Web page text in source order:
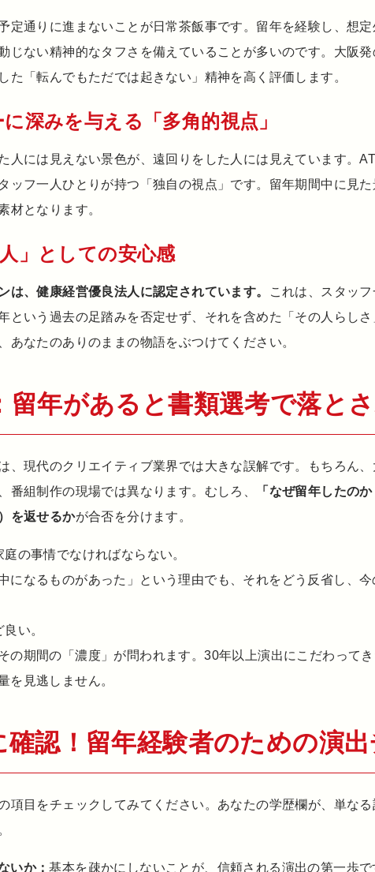
定通りに進まないことが日常茶飯事です。留年を経験し、想定
じない精神的なタフさを備えていることが多いのです。大阪
た「転んでもただでは起きない」精神を高く評価します。
深みを与える「多角的視点」
人には見えない景色が、遠回りをした人には見えています。
ッフ一人ひとりが持つ「独自の視点」です。留年期間中に見た
材となります。
」としての安心感
は、健康経営優良法人に認定されています。
これは、スタッ
という過去の足踏みを否定せず、それを含めた「その人らし
あなたのありのままの物語をぶつけてください。
留年があると書類選考で落と
、現代のクリエイティブ業界では大きな誤解です。もちろん
番組制作の現場では異なります。むしろ、
「なぜ留年したの
を返せるかが合否を分けます。
の事情でなければならない。
になるものがあった」という理由でも、それをどう反省し、
い。
の期間の「濃度」が問われます。30年以上演出にこだわって
を見逃しません。
確認！留年経験者のための演
項目をチェックしてみてください。あなたの学歴欄が、単な
いか：基本を疎かにしないことが、信頼される演出の第一歩で